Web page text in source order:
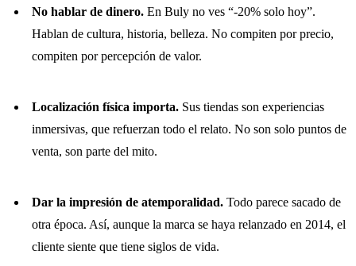
No hablar de dinero. En Buly no ves “-20% solo hoy”.
Hablan de cultura, historia, belleza. No compiten por precio,
compiten por percepción de valor.
Localización física importa. Sus tiendas son experiencias
inmersivas, que refuerzan todo el relato. No son solo puntos de
venta, son parte del mito.
Dar la impresión de atemporalidad. Todo parece sacado de
otra época. Así, aunque la marca se haya relanzado en 2014, el
cliente siente que tiene siglos de vida.